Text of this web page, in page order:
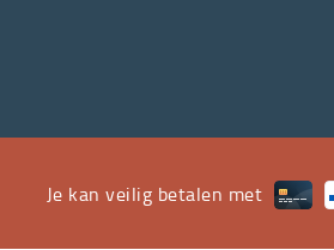
Je kan veilig betalen met